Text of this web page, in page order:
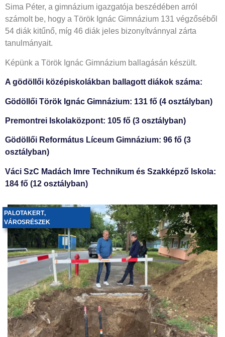
Sima Péter, a gimnázium igazgatója beszédében arról
számolt be, hogy a Török Ignác Gimnázium 131 végzőséből
54 diák kitűnő, míg 46 diák jeles bizonyítvánnyal zárta
tanulmányait.
Képünk a Török Ignác Gimnázium ballagásán készült.
A gödöllői középiskolákban ballagott diákok száma:
Gödöllői Török Ignác Gimnázium: 131 fő (4 osztályban)
Premontrei Iskolaközpont: 105 fő (3 osztályban)
Gödöllői Református Líceum Gimnázium: 96 fő (3
osztályban)
Váci SzC Madách Imre Technikum és Szakképző Iskola:
184 fő (12 osztályban)
PALOTAKERT,
VÁROSRÉSZEK